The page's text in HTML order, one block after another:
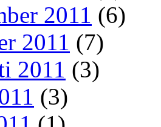
2011 (6)
2011 (7)
2011 (3)
(3)